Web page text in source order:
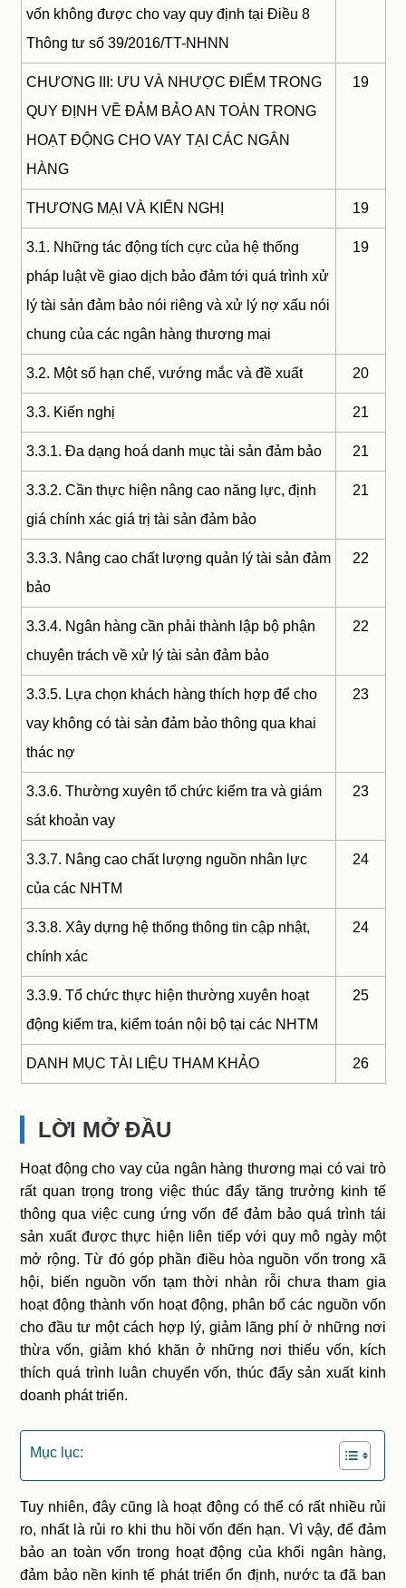
vốn không được cho vay quy định tại Điều 8
Thông tư số 39/2016/TT-NHNN
CHƯƠNG III: ƯU VÀ NHƯỢC ĐIỂM TRONG
QUY ĐỊNH VỀ ĐẢM BẢO AN TOÀN TRONG
HOẠT ĐỘNG CHO VAY TẠI CÁC NGÂN
HÀNG
19
THƯƠNG MẠI VÀ KIẾN NGHỊ 19
3.1. Những tác động tích cực của hệ thống
pháp luật về giao dịch bảo đảm tới quá trình xử
lý tài sản đảm bảo nói riêng và xử lý nợ xấu nói
chung của các ngân hàng thương mại
19
3.2. Một số hạn chế, vướng mắc và đề xuất 20
3.3. Kiến nghị 21
3.3.1. Đa dạng hoá danh mục tài sản đảm bảo 21
3.3.2. Cần thực hiện nâng cao năng lực, định
giá chính xác giá trị tài sản đảm bảo
21
3.3.3. Nâng cao chất lượng quản lý tài sản đảm
bảo
22
3.3.4. Ngân hàng cần phải thành lập bộ phận
chuyên trách về xử lý tài sản đảm bảo
22
3.3.5. Lựa chọn khách hàng thích hợp để cho
vay không có tài sản đảm bảo thông qua khai
thác nợ
23
3.3.6. Thường xuyên tổ chức kiểm tra và giám
sát khoản vay
23
3.3.7. Nâng cao chất lượng nguồn nhân lực
của các NHTM
24
3.3.8. Xây dựng hệ thống thông tin cập nhật,
chính xác
24
3.3.9. Tổ chức thực hiện thường xuyên hoạt
động kiểm tra, kiểm toán nội bộ tại các NHTM
25
DANH MỤC TÀI LIỆU THAM KHẢO 26
LỜI MỞ ĐẦU
Hoạt động cho vay của ngân hàng thương mại có vai trò
rất quan trọng trong việc thúc đẩy tăng trưởng kinh tế
thông qua việc cung ứng vốn để đảm bảo quá trình tái
sản xuất được thực hiện liên tiếp với quy mô ngày một
mở rộng. Từ đó góp phần điều hòa nguồn vốn trong xã
hội, biến nguồn vốn tạm thời nhàn rỗi chưa tham gia
hoạt động thành vốn hoạt động, phân bổ các nguồn vốn
cho đầu tư một cách hợp lý, giảm lãng phí ở những nơi
thừa vốn, giảm khó khăn ở những nơi thiếu vốn, kích
thích quá trình luân chuyển vốn, thúc đẩy sản xuất kinh
doanh phát triển.
Mục lục:
Tuy nhiên, đây cũng là hoạt động có thể có rất nhiều rủi
ro, nhất là rủi ro khi thu hồi vốn đến hạn. Vì vậy, để đảm
bảo an toàn vốn trong hoạt động của khối ngân hàng,
đảm bảo nền kinh tế phát triển ổn định, nước ta đã ban